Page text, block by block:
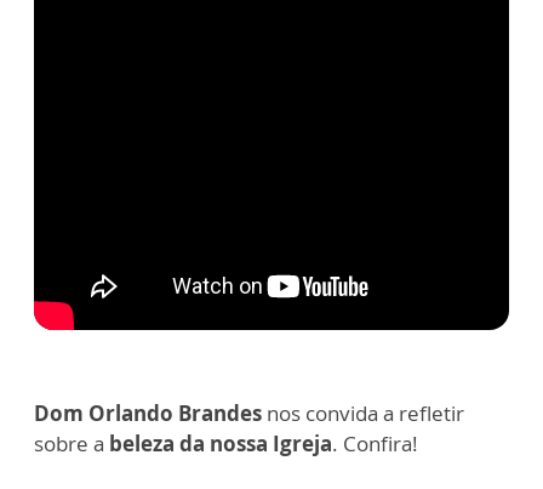
Dom Orlando Brandes nos convida a refletir
sobre a beleza da nossa Igreja. Confira!